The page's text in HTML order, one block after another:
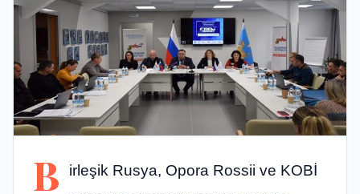
B
irleşik Rusya, Opora Rossii ve KOBİ